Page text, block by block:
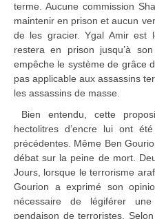
terme. Aucune commission
maintenir en prison et aucun
de les gracier. Ygal Amir est
restera en prison jusqu’à
empêche le système de grâce
pas applicable aux assassins
les assassins de masse.
Bien entendu, cette
hectolitres d’encre lui ont
précédentes. Même Ben
débat sur la peine de mort.
Jours, lorsque le terrorisme
Gourion a exprimé son
nécessaire de légiférer
pendaison de terroristes.